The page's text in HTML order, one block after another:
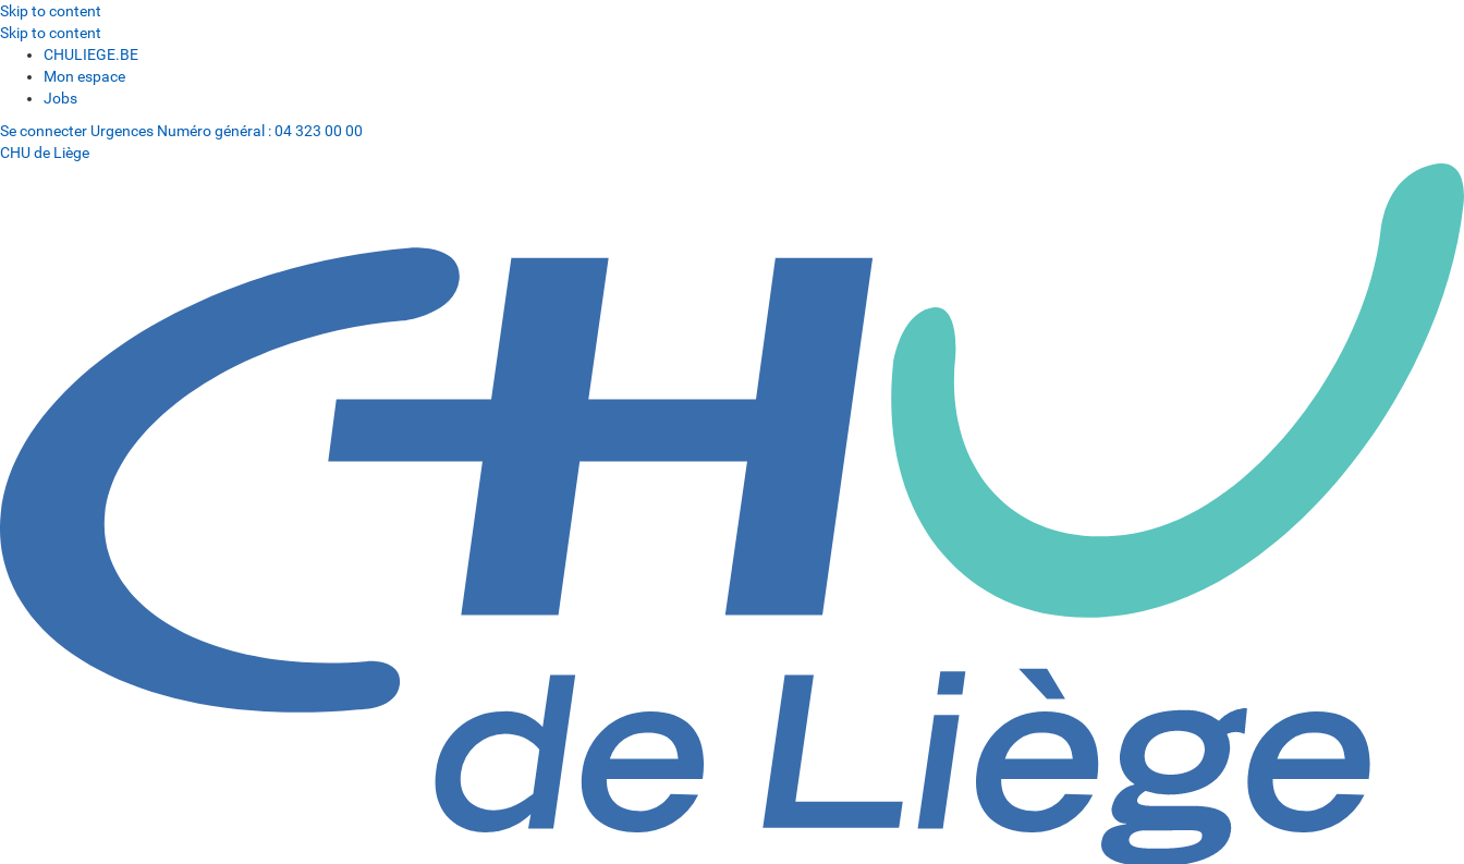
Skip to content
Skip to content
CHULIEGE.BE
Mon espace
Jobs
Se connecter Urgences Numéro général :04 323 00 00
CHU de Liège